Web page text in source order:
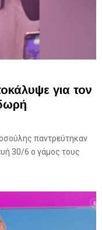
για τον
παντρεύτηκαν
30/6 ο γάμος τους